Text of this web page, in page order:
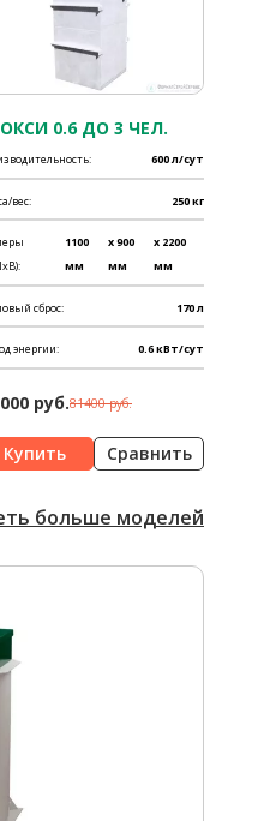
0.6 ДО 3 ЧЕЛ.
600 л/сут
вес: 250 кг
1100
мм
x 900
мм
x 2200
мм
сброс: 170 л
энергии: 0.6 кВт/сут
руб.81400 руб.
Сравнить
больше моделей